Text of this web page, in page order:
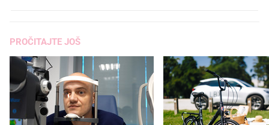
PROČITAJTE JOŠ